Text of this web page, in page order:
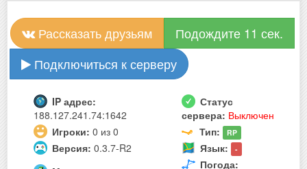
Рассказать друзьям
Подождите 11 сек.
Подключиться к серверу
IP адрес:
188.127.241.74:1642
Статус
сервера: Выключен
Игроки: 0 из 0 Тип: RP
Версия: 0.3.7-R2 Язык: -
Погода: